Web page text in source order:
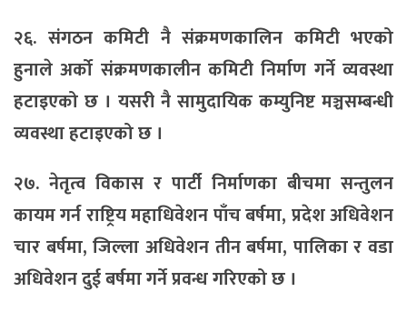
२६. संगठन कमिटी नै संक्रमणकालिन कमिटी भएको
हुनाले अर्को संक्रमणकालीन कमिटी निर्माण गर्ने व्यवस्था
हटाइएको छ । यसरी नै सामुदायिक कम्युनिष्ट मञ्चसम्बन्धी
व्यवस्था हटाइएको छ ।
२७. नेतृत्व विकास र पार्टी निर्माणका बीचमा सन्तुलन
कायम गर्न राष्ट्रिय महाधिवेशन पाँच बर्षमा, प्रदेश अधिवेशन
चार बर्षमा, जिल्ला अधिवेशन तीन बर्षमा, पालिका र वडा
अधिवेशन दुई बर्षमा गर्ने प्रवन्ध गरिएको छ ।